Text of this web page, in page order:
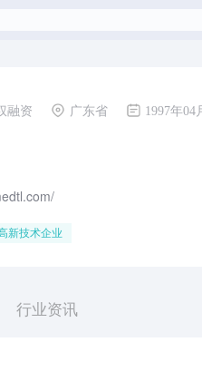
融资 广东省 1997年04
新技术企业
行业资讯